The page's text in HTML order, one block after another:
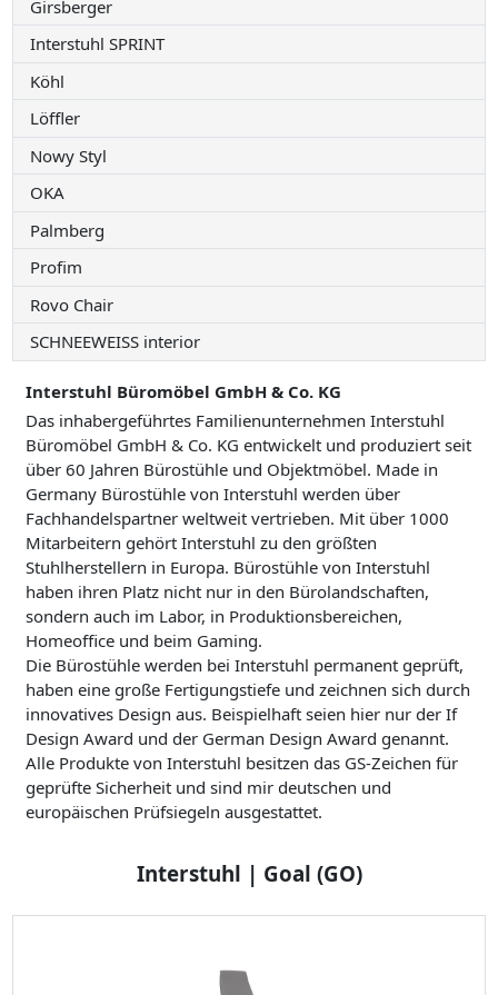
Girsberger
Interstuhl SPRINT
Köhl
Löffler
Nowy Styl
OKA
Palmberg
Profim
Rovo Chair
SCHNEEWEISS interior
Interstuhl Büromöbel GmbH & Co. KG
Das inhabergeführtes Familienunternehmen Interstuhl
Büromöbel GmbH & Co. KG entwickelt und produziert seit
über 60 Jahren Bürostühle und Objektmöbel. Made in
Germany Bürostühle von Interstuhl werden über
Fachhandelspartner weltweit vertrieben. Mit über 1000
Mitarbeitern gehört Interstuhl zu den größten
Stuhlherstellern in Europa. Bürostühle von Interstuhl
haben ihren Platz nicht nur in den Bürolandschaften,
sondern auch im Labor, in Produktionsbereichen,
Homeoffice und beim Gaming.
Die Bürostühle werden bei Interstuhl permanent geprüft,
haben eine große Fertigungstiefe und zeichnen sich durch
innovatives Design aus. Beispielhaft seien hier nur der If
Design Award und der German Design Award genannt.
Alle Produkte von Interstuhl besitzen das GS-Zeichen für
geprüfte Sicherheit und sind mir deutschen und
europäischen Prüfsiegeln ausgestattet.
Interstuhl | Goal (GO)